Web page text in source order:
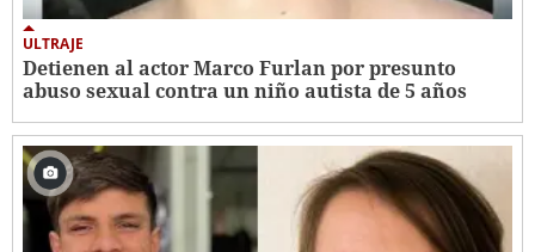
ULTRAJE
Detienen al actor Marco Furlan por presunto
abuso sexual contra un niño autista de 5 años